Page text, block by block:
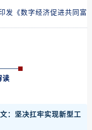
发《数字经济促进共同富
读
：坚决扛牢实现新型工